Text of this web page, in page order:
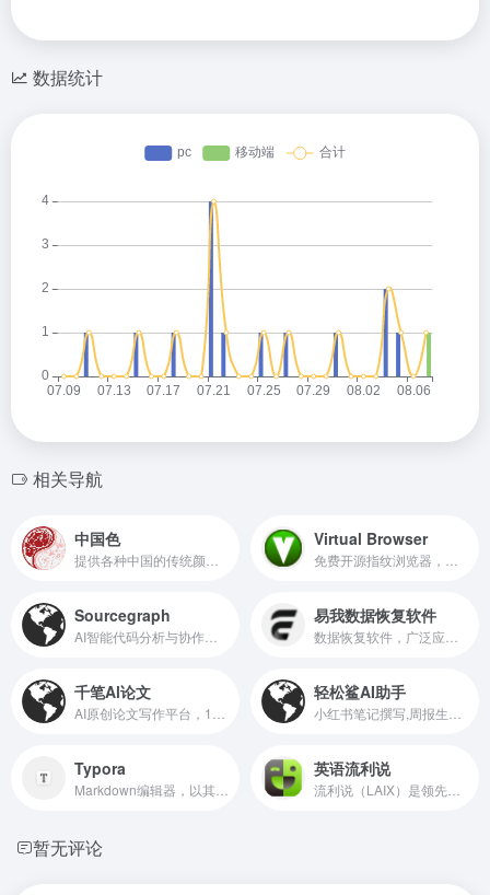
数据统计
相关导航
中国色 Virtual Browser
Sourcegraph 易我数据恢复软件
千笔Al论文 轻松鲨AI助手
Typora 英语流利说
暂无评论